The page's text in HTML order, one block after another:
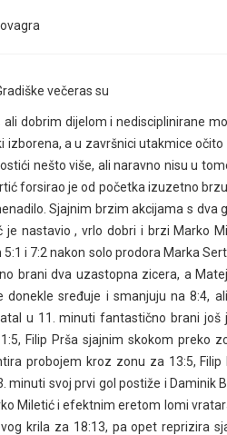
večeras su
dobrim dijelom i nedisciplinirane
izborena, a u završnici utakmice
nešto više, ali naravno nisu u
forsirao je od početka izuzetno
Sjajnim brzim akcijama s dva
je nastavio , vrlo dobri i brzi Marko
i 7:2 nakon solo prodora Marka
brani dva uzastopna zicera, a
donekle sređuje i smanjuju na 8:4,
u 11. minuti fantastično brani još
Filip Prša sjajnim skokom preko
probojem kroz zonu za 13:5,
minuti svoj prvi gol postiže i Daminik
Miletić i efektnim eretom lomi
krila za 18:13, pa opet reprizira